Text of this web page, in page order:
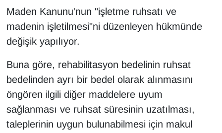
Maden Kanunu'nun "işletme ruhsatı ve
madenin işletilmesi"ni düzenleyen hükmünde
değişik yapılıyor.
Buna göre, rehabilitasyon bedelinin ruhsat
bedelinden ayrı bir bedel olarak alınmasını
öngören ilgili diğer maddelere uyum
sağlanması ve ruhsat süresinin uzatılması,
taleplerinin uygun bulunabilmesi için makul